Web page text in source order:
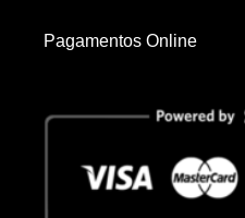
Pagamentos Online